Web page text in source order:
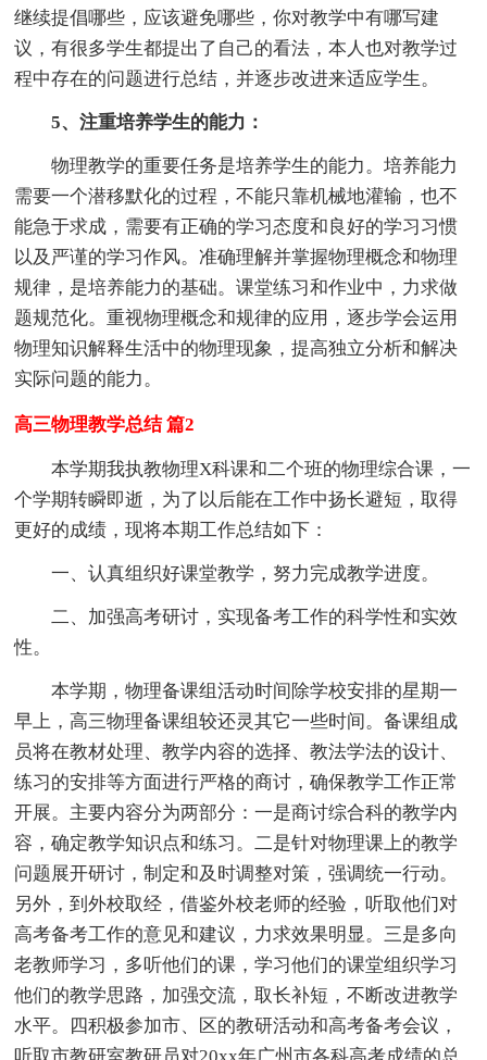
继续提倡哪些，应该避免哪些，你对教学中有哪写建
议，有很多学生都提出了自己的看法，本人也对教学过
程中存在的问题进行总结，并逐步改进来适应学生。
5、注重培养学生的能力：
物理教学的重要任务是培养学生的能力。培养能力
需要一个潜移默化的过程，不能只靠机械地灌输，也不
能急于求成，需要有正确的学习态度和良好的学习习惯
以及严谨的学习作风。准确理解并掌握物理概念和物理
规律，是培养能力的基础。课堂练习和作业中，力求做
题规范化。重视物理概念和规律的应用，逐步学会运用
物理知识解释生活中的物理现象，提高独立分析和解决
实际问题的能力。
高三物理教学总结 篇2
本学期我执教物理X科课和二个班的物理综合课，一
个学期转瞬即逝，为了以后能在工作中扬长避短，取得
更好的成绩，现将本期工作总结如下：
一、认真组织好课堂教学，努力完成教学进度。
二、加强高考研讨，实现备考工作的科学性和实效
性。
本学期，物理备课组活动时间除学校安排的星期一
早上，高三物理备课组较还灵其它一些时间。备课组成
员将在教材处理、教学内容的选择、教法学法的设计、
练习的安排等方面进行严格的商讨，确保教学工作正常
开展。主要内容分为两部分：一是商讨综合科的教学内
容，确定教学知识点和练习。二是针对物理课上的教学
问题展开研讨，制定和及时调整对策，强调统一行动。
另外，到外校取经，借鉴外校老师的经验，听取他们对
高考备考工作的意见和建议，力求效果明显。三是多向
老教师学习，多听他们的课，学习他们的课堂组织学习
他们的教学思路，加强交流，取长补短，不断改进教学
水平。四积极参加市、区的教研活动和高考备考会议，